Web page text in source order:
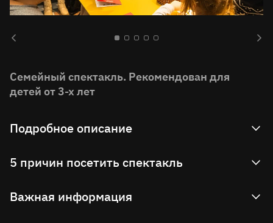
Семейный спектакль. Рекомендован для
детей от 3-х лет
Подробное описание
«Легенда о драконах» – это захватывающая
история о дружбе драконов и людей, о
отважном герое с храбрым сердцем. В этом
5 причин посетить спектакль
Увидеть спектакль по мотивам немецких
легенд
Важная информация